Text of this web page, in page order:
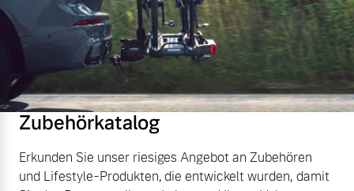
Zubehörkatalog
Erkunden Sie unser riesiges Angebot an Zubehören
und Lifestyle-Produkten, die entwickelt wurden, damit